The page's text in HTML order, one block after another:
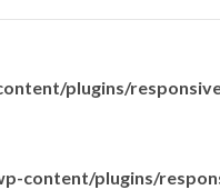
plugins/
content/plugins/